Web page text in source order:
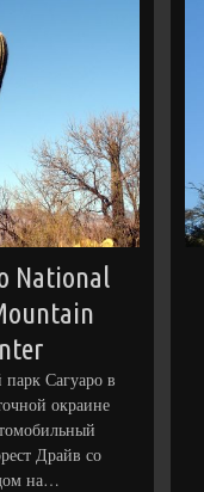
National
Сагуаро в
окраине
Драйв со
на…